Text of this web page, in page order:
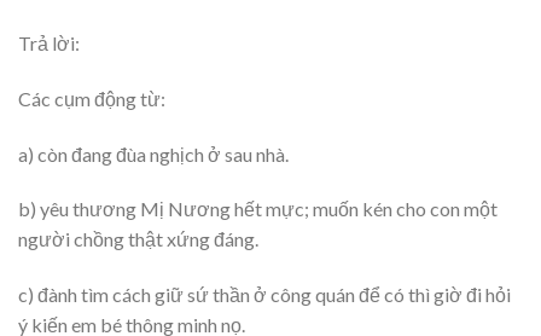
Trả lời:
Các cụm động từ:
a) còn đang đùa nghịch ở sau nhà.
b) yêu thương Mị Nương hết mực; muốn kén cho con một
người chồng thật xứng đáng.
c) đành tìm cách giữ sứ thần ở công quán để có thì giờ đi hỏi
ý kiến em bé thông minh nọ.